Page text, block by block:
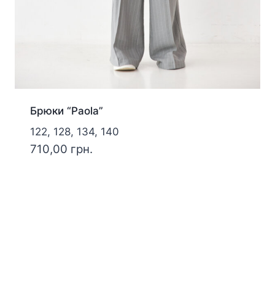
Брюки “Paola”
122, 128, 134, 140
710,00 грн.